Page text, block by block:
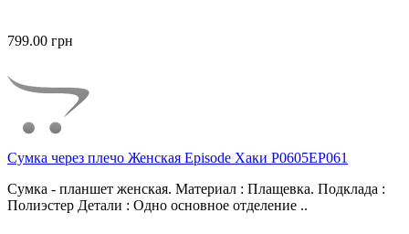
799.00 грн
Сумка через плечо Женская Episode Хаки P0605EP061
Сумка - планшет женская. Материал : Плащевка. Подклада :
Полиэстер Детали : Одно основное отделение ..